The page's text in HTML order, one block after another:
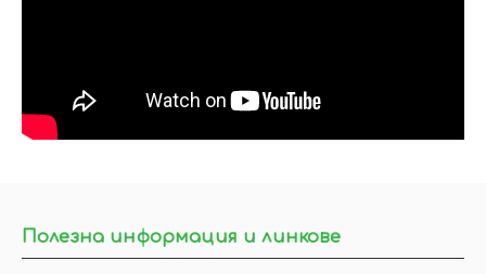
Полезна информация и линкове